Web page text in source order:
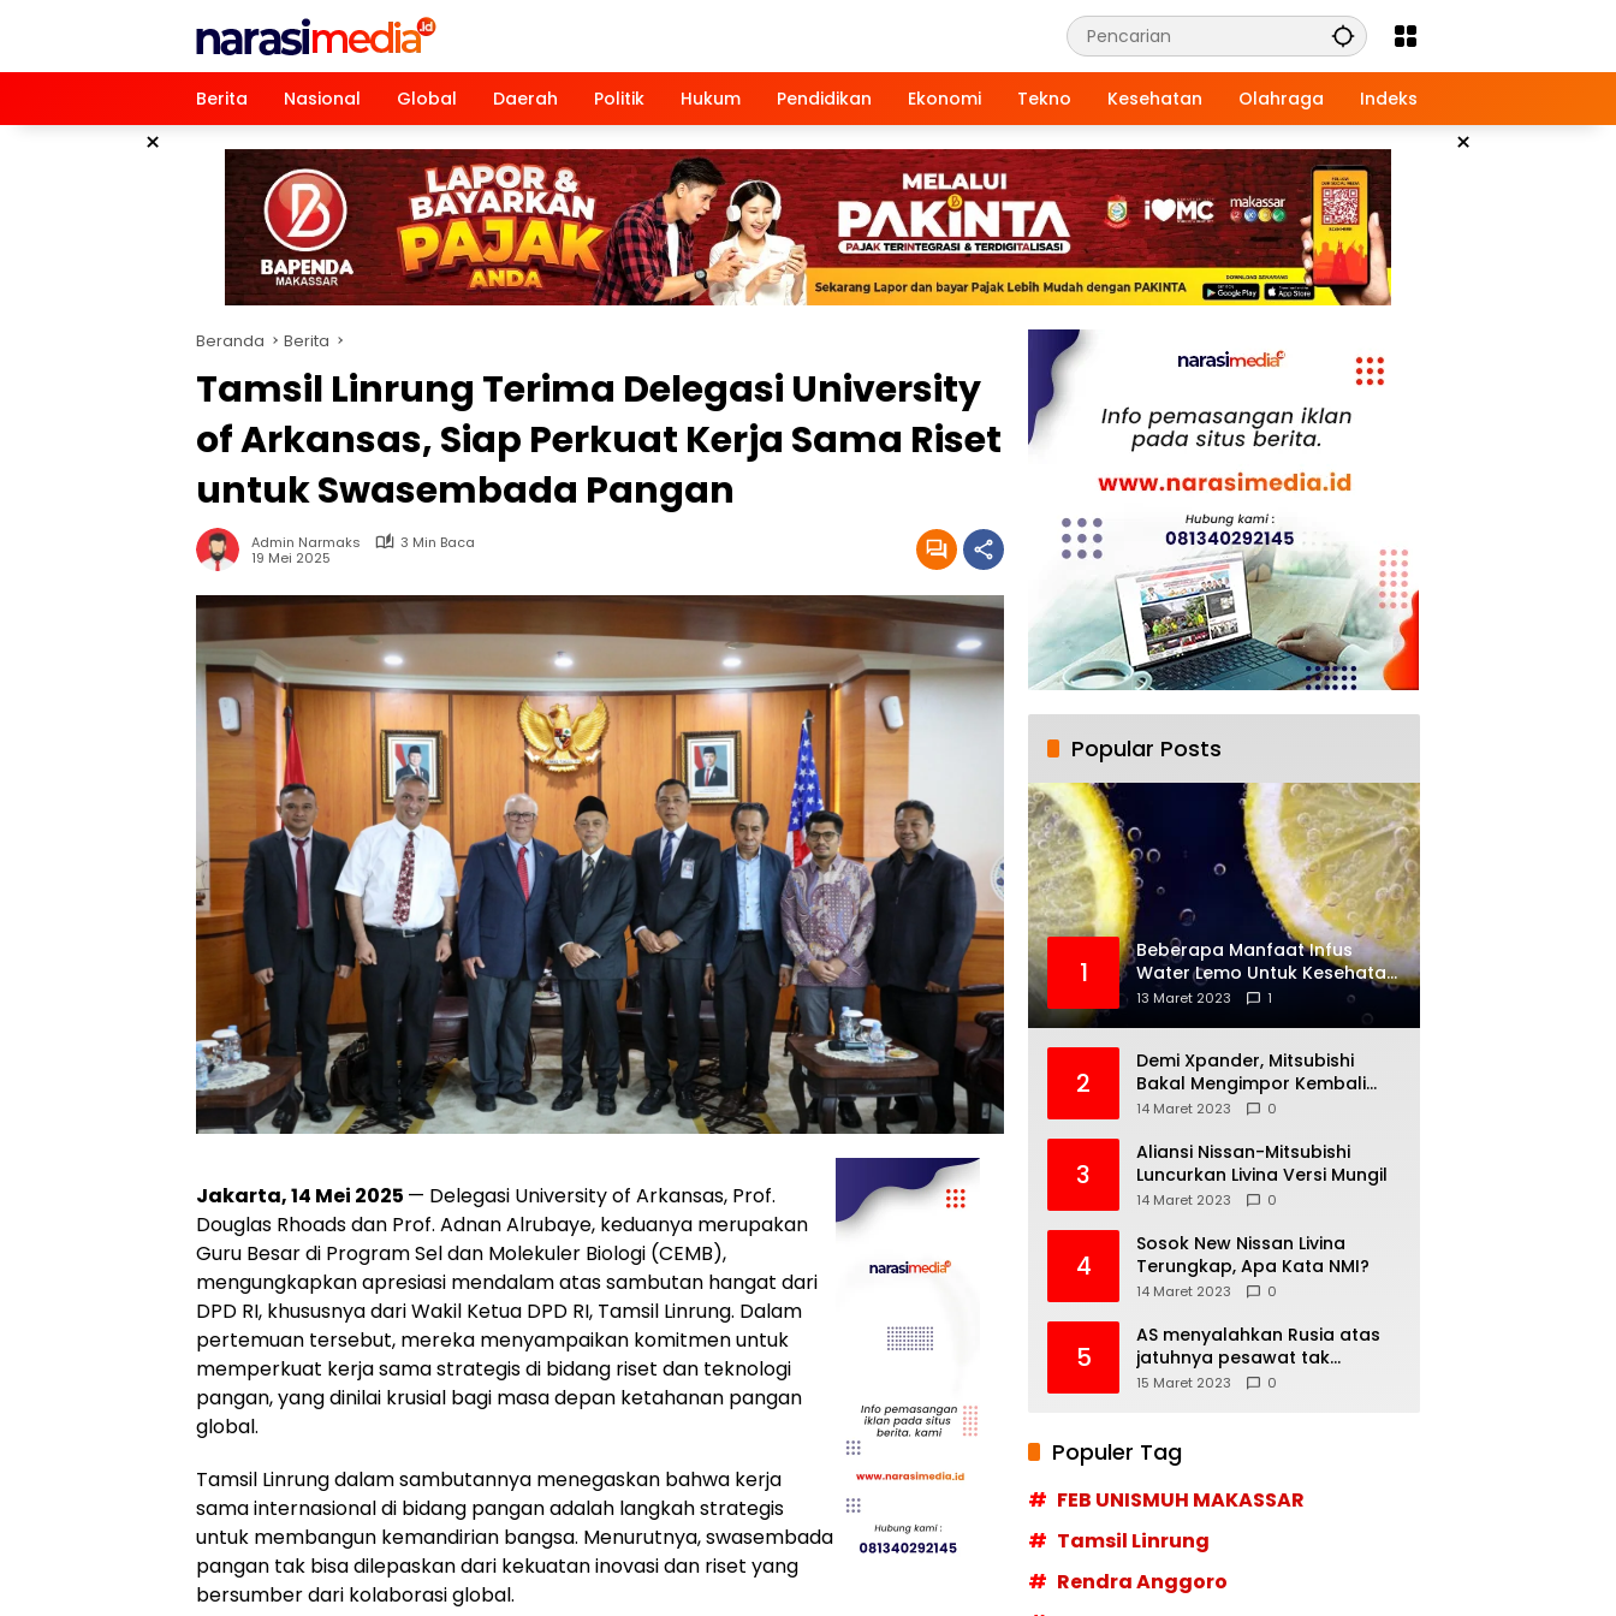
Berita
Nasional Global Daerah Politik Hukum Pendidikan Ekonomi Tekno Kesehatan Olahraga Indeks
× ×
Beranda Berita
Tamsil Linrung Terima Delegasi University
of Arkansas, Siap Perkuat Kerja Sama Riset
untuk Swasembada Pangan
Admin Narmaks
3 Min Baca
19 Mei 2025
Jakarta, 14 Mei 2025 — Delegasi University of Arkansas, Prof.
Douglas Rhoads dan Prof. Adnan Alrubaye, keduanya merupakan
Guru Besar di Program Sel dan Molekuler Biologi (CEMB),
mengungkapkan apresiasi mendalam atas sambutan hangat dari
DPD RI, khususnya dari Wakil Ketua DPD RI, Tamsil Linrung. Dalam
pertemuan tersebut, mereka menyampaikan komitmen untuk
memperkuat kerja sama strategis di bidang riset dan teknologi
pangan, yang dinilai krusial bagi masa depan ketahanan pangan
global.
Tamsil Linrung dalam sambutannya menegaskan bahwa kerja
sama internasional di bidang pangan adalah langkah strategis
untuk membangun kemandirian bangsa. Menurutnya, swasembada
pangan tak bisa dilepaskan dari kekuatan inovasi dan riset yang
bersumber dari kolaborasi global.
Popular Posts
1
Beberapa Manfaat Infus
Water Lemo Untuk Kesehatan
Anda
13 Maret 2023 1
2
Demi Xpander, Mitsubishi
Bakal Mengimpor Kembali
Pajero Sport
14 Maret 2023 0
3
Aliansi Nissan-Mitsubishi
Luncurkan Livina Versi Mungil
14 Maret 2023 0
4
Sosok New Nissan Livina
Terungkap, Apa Kata NMI?
14 Maret 2023 0
5
AS menyalahkan Rusia atas
jatuhnya pesawat tak
berawak di Laut Hitam,
15 Maret 2023 0
Populer Tag
FEB UNISMUH MAKASSAR
Tamsil Linrung
Rendra Anggoro